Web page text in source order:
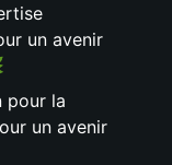
un avenir
pour la
un avenir